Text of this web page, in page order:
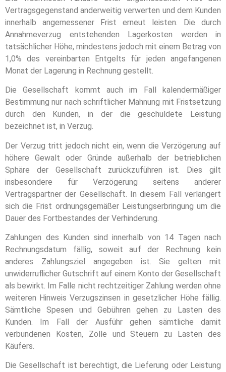
Vertragsgegenstand anderweitig verwerten und dem Kunden
innerhalb angemessener Frist erneut leisten. Die durch
Annahmeverzug entstehenden Lagerkosten werden in
tatsächlicher Höhe, mindestens jedoch mit einem Betrag von
1,0% des vereinbarten Entgelts für jeden angefangenen
Monat der Lagerung in Rechnung gestellt.
Die Gesellschaft kommt auch im Fall kalendermäßiger
Bestimmung nur nach schriftlicher Mahnung mit Fristsetzung
durch den Kunden, in der die geschuldete Leistung
bezeichnet ist, in Verzug.
Der Verzug tritt jedoch nicht ein, wenn die Verzögerung auf
höhere Gewalt oder Gründe außerhalb der betrieblichen
Sphäre der Gesellschaft zurückzuführen ist. Dies gilt
insbesondere für Verzögerung seitens anderer
Vertragspartner der Gesellschaft. In diesem Fall verlängert
sich die Frist ordnungsgemäßer Leistungserbringung um die
Dauer des Fortbestandes der Verhinderung.
Zahlungen des Kunden sind innerhalb von 14 Tagen nach
Rechnungsdatum fällig, soweit auf der Rechnung kein
anderes Zahlungsziel angegeben ist. Sie gelten mit
unwiderruflicher Gutschrift auf einem Konto der Gesellschaft
als bewirkt. Im Falle nicht rechtzeitiger Zahlung werden ohne
weiteren Hinweis Verzugszinsen in gesetzlicher Höhe fällig.
Sämtliche Spesen und Gebühren gehen zu Lasten des
Kunden. Im Fall der Ausführ gehen sämtliche damit
verbundenen Kosten, Zölle und Steuern zu Lasten des
Käufers.
Die Gesellschaft ist berechtigt, die Lieferung oder Leistung